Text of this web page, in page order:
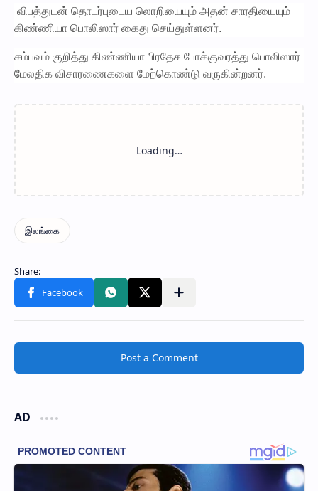
விபத்துடன் தொடர்புடைய லொறியையும் அதன் சாரதியையும்
கிண்ணியா பொலிஸார் கைது செய்துள்ளனர்.​
சம்பவம் குறித்து கிண்ணியா பிரதேச போக்குவரத்து பொலிஸார்
மேலதிக விசாரணைகளை மேற்கொண்டு வருகின்றனர்.
Post a Comment
AD